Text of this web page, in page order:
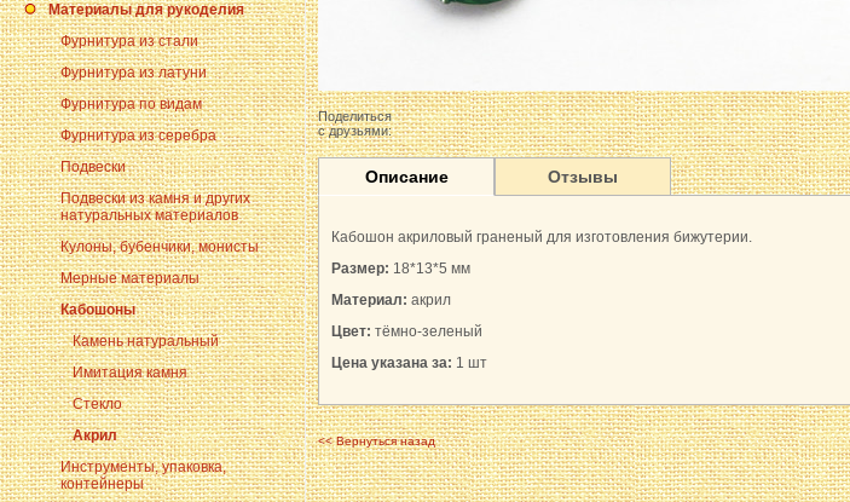
Материалы для рукоделия
Фурнитура из стали
Фурнитура из латуни
Фурнитура по видам
Фурнитура из серебра
Подвески
Подвески из камня и других
натуральных материалов
Кулоны, бубенчики, монисты
Мерные материалы
Кабошоны
Камень натуральный
Имитация камня
Стекло
Акрил
Инструменты, упаковка,
контейнеры
Поделиться
с друзьями:
Описание Отзывы
Кабошон акриловый граненый для изготовления бижутерии.
Размер: 18*13*5 мм
Материал: акрил
Цвет: тёмно-зеленый
Цена указана за: 1 шт
<< Вернуться назад